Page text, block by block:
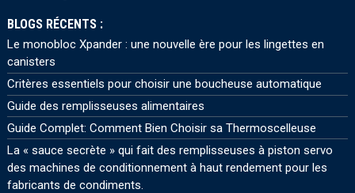
BLOGS RÉCENTS :
Le monobloc Xpander : une nouvelle ère pour les lingettes en
canisters
Critères essentiels pour choisir une boucheuse automatique
Guide des remplisseuses alimentaires
Guide Complet: Comment Bien Choisir sa Thermoscelleuse
La « sauce secrète » qui fait des remplisseuses à piston servo
des machines de conditionnement à haut rendement pour les
fabricants de condiments.